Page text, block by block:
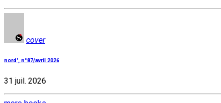
cover
nord', n°87/avril 2026
31 juil. 2026